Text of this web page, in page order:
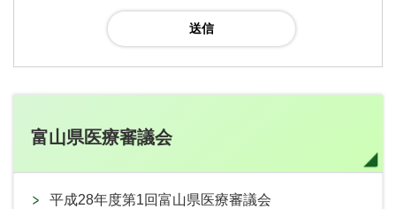
富山県医療審議会
平成28年度第1回富山県医療審議会